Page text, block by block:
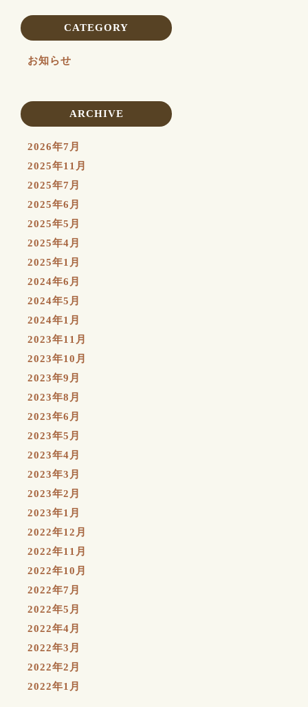
CATEGORY
お知らせ
ARCHIVE
2026年7月
2025年11月
2025年7月
2025年6月
2025年5月
2025年4月
2025年1月
2024年6月
2024年5月
2024年1月
2023年11月
2023年10月
2023年9月
2023年8月
2023年6月
2023年5月
2023年4月
2023年3月
2023年2月
2023年1月
2022年12月
2022年11月
2022年10月
2022年7月
2022年5月
2022年4月
2022年3月
2022年2月
2022年1月